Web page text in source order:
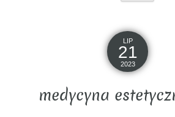
LIP
21
2023
medycyna